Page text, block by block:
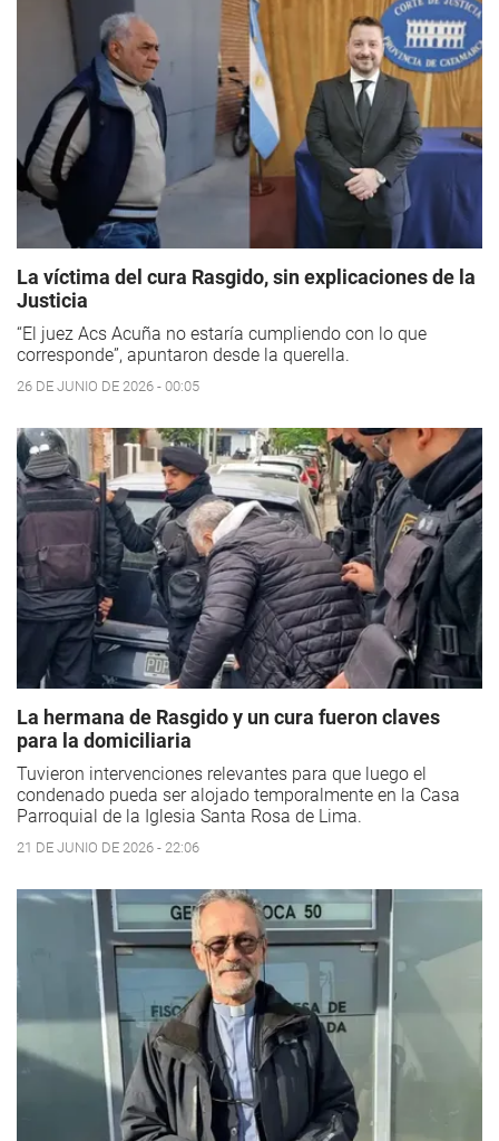
La víctima del cura Rasgido, sin explicaciones de la
Justicia
“El juez Acs Acuña no estaría cumpliendo con lo que
corresponde”, apuntaron desde la querella.
26 DE JUNIO DE 2026 - 00:05
La hermana de Rasgido y un cura fueron claves
para la domiciliaria
Tuvieron intervenciones relevantes para que luego el
condenado pueda ser alojado temporalmente en la Casa
Parroquial de la Iglesia Santa Rosa de Lima.
21 DE JUNIO DE 2026 - 22:06